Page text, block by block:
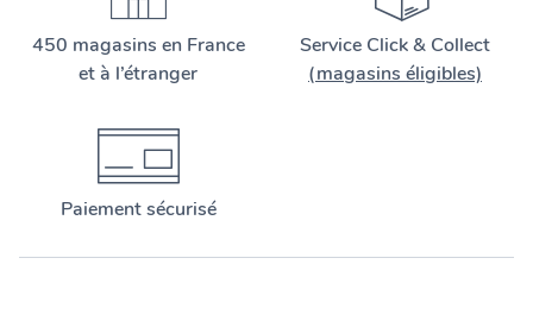
450 magasins en France
et à l’étranger
Service Click & Collect
(magasins éligibles)
Paiement sécurisé